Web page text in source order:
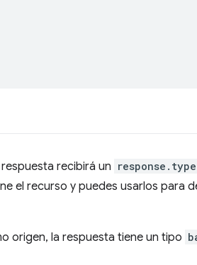
recibirá un response.type
el recurso y puedes usarlos para
origen, la respuesta tiene un tipo